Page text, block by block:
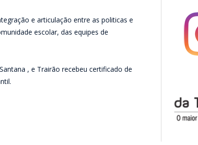
e articulação entre as politicas e
escolar, das equipes de
, e Trairão recebeu certificado de